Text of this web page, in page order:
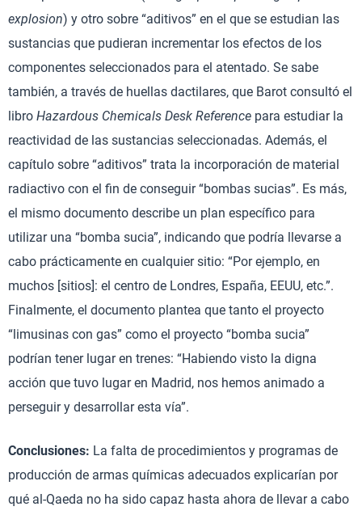
explosion) y otro sobre “aditivos” en el que se estudian las
sustancias que pudieran incrementar los efectos de los
componentes seleccionados para el atentado. Se sabe
también, a través de huellas dactilares, que Barot consultó el
libro Hazardous Chemicals Desk Reference para estudiar la
reactividad de las sustancias seleccionadas. Además, el
capítulo sobre “aditivos” trata la incorporación de material
radiactivo con el fin de conseguir “bombas sucias”. Es más,
el mismo documento describe un plan específico para
utilizar una “bomba sucia”, indicando que podría llevarse a
cabo prácticamente en cualquier sitio: “Por ejemplo, en
muchos [sitios]: el centro de Londres, España, EEUU, etc.”.
Finalmente, el documento plantea que tanto el proyecto
“limusinas con gas” como el proyecto “bomba sucia”
podrían tener lugar en trenes: “Habiendo visto la digna
acción que tuvo lugar en Madrid, nos hemos animado a
perseguir y desarrollar esta vía”.
Conclusiones: La falta de procedimientos y programas de
producción de armas químicas adecuados explicarían por
qué al-Qaeda no ha sido capaz hasta ahora de llevar a cabo